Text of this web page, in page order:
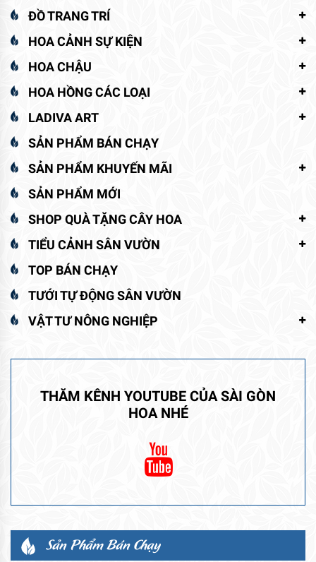
ĐỒ TRANG TRÍ
HOA CẢNH SỰ KIỆN
HOA CHẬU
HOA HỒNG CÁC LOẠI
LADIVA ART
SẢN PHẨM BÁN CHẠY
SẢN PHẨM KHUYẾN MÃI
SẢN PHẨM MỚI
SHOP QUÀ TẶNG CÂY HOA
TIỂU CẢNH SÂN VƯỜN
TOP BÁN CHẠY
TƯỚI TỰ ĐỘNG SÂN VƯỜN
VẬT TƯ NÔNG NGHIỆP
THĂM KÊNH YOUTUBE CỦA SÀI GÒN
HOA NHÉ
Sản Phẩm Bán Chạy